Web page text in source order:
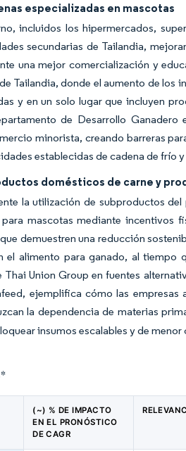
especializadas en mascotas
incluidos los hipermercados,
secundarias de Tailandia,
una mejor comercialización y
Tailandia, donde el aumento de los
y en un solo lugar que incluyen
de Desarrollo
minorista, creando barreras
establecidas de cadena de frío
domésticos de carne y
la utilización de subproductos
mascotas mediante incentivos
demuestren una reducción
el alimento para ganado, al tiempo
Union Group en fuentes
ejemplifica cómo las empresas
la dependencia de materias
insumos escalables y de
*
(~) % DE IMPACTO
EN EL PRONÓSTICO
DE CAGR